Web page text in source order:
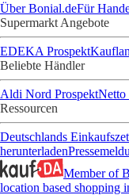
Über Bonial.deFür
Supermarkt Angebote
EDEKA Prospekt
Beliebte Händler
Aldi Nord ProspektNetto
Ressourcen
Deutschlands
herunterladen
Member of
location based shopping